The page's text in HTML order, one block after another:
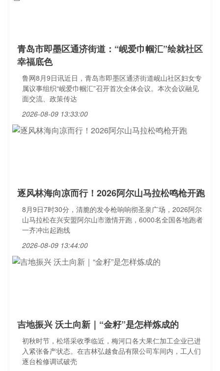
青岛市即墨区通济街道：“岘爱巾帼汇”绘就社区
幸福底色
鲁网8月9日讯近日，青岛市即墨区通济街道岘山社区妇女专
属议事组织“岘爱巾帼汇”召开首次全体会议。本次会议融见
面交流、政策传达
2026-08-09 13:33:00
逐风林海向凉而行！2026阿尔山马拉松鸣枪开跑
8月9日7时30分，清脆的发令枪响响彻圣泉广场，2026阿尔
山马拉松在兴安盟阿尔山市激情开跑，6000名全国各地跑者
一齐冲出起跑线
2026-08-09 13:44:00
吉地振兴 沃土向新｜“金籽”是怎样炼成的
初秋时节，松塔采收季临近，梅河口各大果仁加工企业已进
入紧张备产状态。在吉林弘越食品有限公司车间内，工人们
逐台检修调试破壳